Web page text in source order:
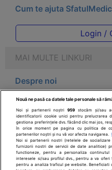
Cum te ajuta
Login /
MAI MULTE LINKURI
Despre noi
Legal
Drepturile
Parteneri
Nouă ne pasă ca datele tale personale să
Noi și partenerii noștri959 stocăm și/sau
identificatorii cookie unici pentru prelucrarea
gestiona preferințele dvs. făcând clic mai jos,
în orice moment pe pagina cu politica de
partenerilor noștri și nu vă vor afecta navigarea.
Noi si partenerii nostri (retelele de
furnizorii nostri de servicii de date analitice)
functioneze, pentru a personaliza
interesele si/sau profilul dvs., pentru a va
pentru a analiza traficul pe website. Beneficiati